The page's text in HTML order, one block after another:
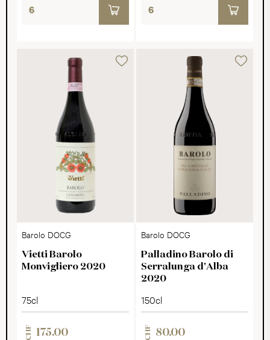
Barolo DOCG
Vietti Barolo
Monvigliero 2020
75cl
CHF 175.00
Barolo DOCG
Palladino Barolo di
Serralunga d'Alba
2020
150cl
CHF 80.00